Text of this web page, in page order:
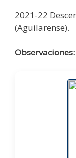
2021-22
(Aguilarense).
Observaciones: